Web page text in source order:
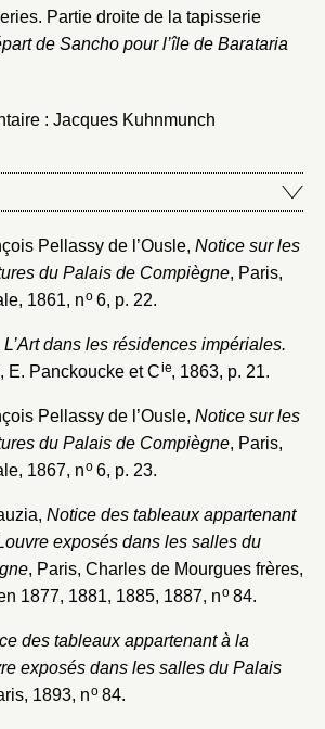
Partie droite de la tapisserie
de Sancho pour l’île de Barataria
: Jacques Kuhnmunch
Pellassy de l’Ousle, Notice sur les
du Palais de Compiègne, Paris,
1861, no6, p. 22.
L’Art dans les résidences impériales.
E. Panckoucke et Cie, 1863, p. 21.
Pellassy de l’Ousle, Notice sur les
du Palais de Compiègne, Paris,
1867, no6, p. 23.
Notice des tableaux appartenant
exposés dans les salles du
, Paris, Charles de Mourgues frères,
1877, 1881, 1885, 1887, no84.
des tableaux appartenant à la
exposés dans les salles du Palais
1893, no84.
où ajouter la
Fermer